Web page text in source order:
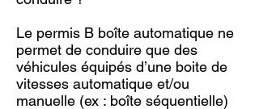
Le permis B boîte automatique ne
permet de conduire que des
véhicules équipés d’une boite de
vitesses automatique et/ou
manuelle (ex : boîte séquentielle)